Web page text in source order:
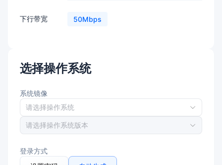
下行带宽 50Mbps
选择操作系统
系统镜像
请选择操作系统
请选择操作系统版本
登录方式